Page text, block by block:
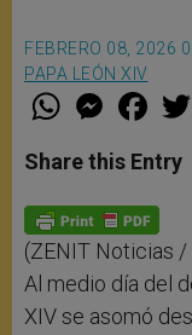
FEBRERO 08, 2026
PAPA LEÓN XIV
W
t
s
p
p
M
e
s
e
g
e
r
F
a
e
b
o
k
Share this Entry
(ZENIT Noticias /
Al medio día del
XIV se asomó